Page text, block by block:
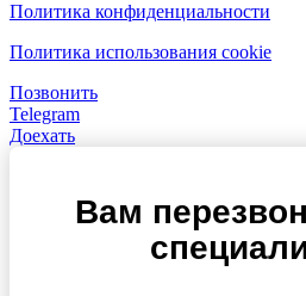
Политика конфиденциальности
Политика использования cookie
Позвонить
Telegram
Доехать
Вам